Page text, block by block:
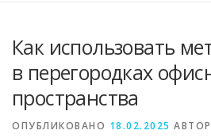
МЕТАЛЛЫ И ОКРУЖАЮЩАЯ
ПРИМЕНЕНИЕ МЕТАЛЛОВ
Как использовать
в перегородках
пространства
ОПУБЛИКОВАНО 18.02.2025